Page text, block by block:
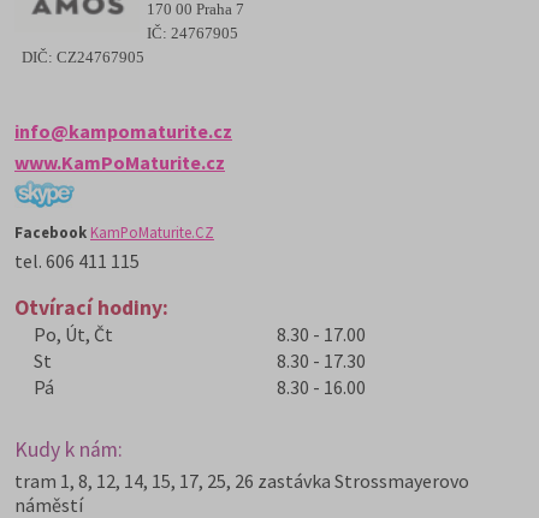
170 00 Praha 7
IČ: 24767905
DIČ: CZ24767905
info@kampomaturite.cz
www.KamPoMaturite.cz
Facebook KamPoMaturite.CZ
tel. 606 411 115
Otvírací hodiny:
Po, Út, Čt
8.30 - 17.00
St
8.30 - 17.30
Pá
8.30 - 16.00
Kudy k nám:
tram 1, 8, 12, 14, 15, 17, 25, 26 zastávka Strossmayerovo
náměstí